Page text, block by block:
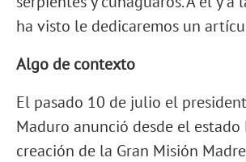
ha visto le dedicaremos un
Algo de contexto
El pasado 10 de julio el
Maduro anunció desde el estado
creación de la Gran Misión